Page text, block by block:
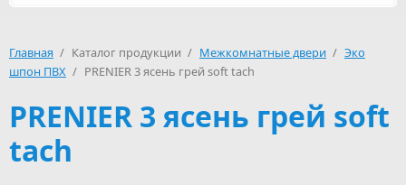
Главная / Каталог продукции / Межкомнатные двери / Эко
шпон ПВХ / PRENIER 3 ясень грей soft tach
PRENIER 3 ясень грей soft
tach